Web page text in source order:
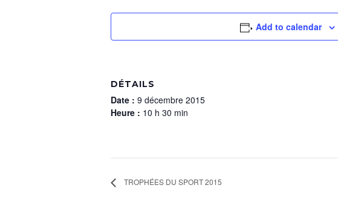
Add to calendar
DÉTAILS
Date : 9 décembre 2015
Heure : 10 h 30 min
TROPHÉES DU SPORT 2015